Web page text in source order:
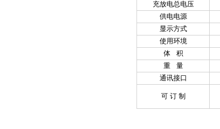
充放电总电压
供电电源
显示方式
使用环境
体
积
重
量
通讯接口
可 订 制